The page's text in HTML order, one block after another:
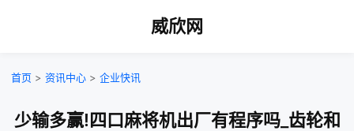
威欣网
首页 > 资讯中心 > 企业快讯
少输多赢!四口麻将机出厂有程序吗_齿轮和